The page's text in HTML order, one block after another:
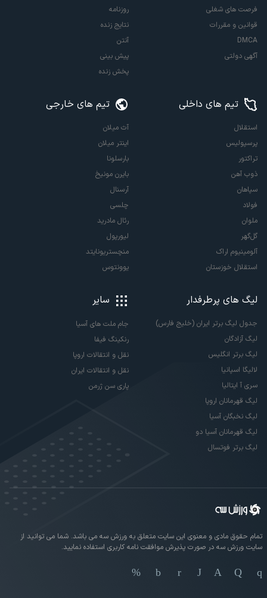
فرصت های شغلی
قوانین و مقررات
DMCA
آگهی دولتی
روزنامه
نتایج زنده
آنتن
پیش بینی
پخش زنده
تیم های داخلی
استقلال
پرسپولیس
تراکتور
ذوب آهن
سپاهان
فولاد
ملوان
گل‌گهر
آلومینیوم اراک
استقلال خوزستان
تیم های خارجی
آث میلان
اینتر میلان
بارسلونا
بایرن مونیخ
آرسنال
چلسی
رئال مادرید
لیورپول
منچستریونایتد
یوونتوس
لیگ های پرطرفدار
جدول لیگ برتر ایران (خلیج فارس)
لیگ آزادگان
لیگ برتر انگلیس
لالیگا اسپانیا
سری آ ایتالیا
لیگ قهرمانان اروپا
لیگ نخبگان آسیا
لیگ قهرمانان آسیا دو
لیگ برتر فوتسال
سایر
جام ملت های آسیا
رنکینگ فیفا
نقل و انتقالات اروپا
نقل و انتقالات ایران
پاری سن ژرمن
تمام حقوق مادی و معنوی این سایت متعلق به ورزش سه می باشد. شما می توانید از
سایت ورزش سه در صورت پذیرش موافقت نامه کاربری استفاده نمایید.